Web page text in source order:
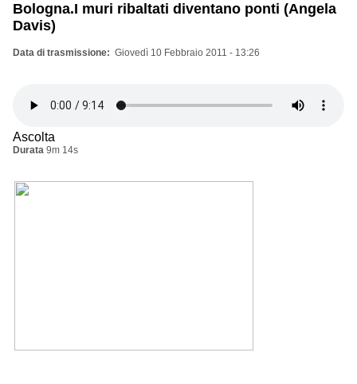
Bologna.I muri ribaltati diventano ponti (Angela
Davis)
Data di trasmissione Giovedì 10 Febbraio 2011 - 13:26
Ascolta
Durata 9m 14s